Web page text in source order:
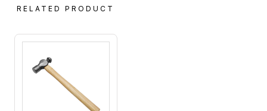
RELATED PRODUCT